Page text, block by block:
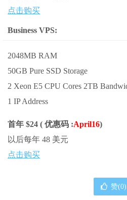
点击购买
Business VPS:
2048MB RAM
50GB Pure SSD Storage
2 Xeon E5 CPU Cores 2TB
1 IP Address
首年 $24 ( 优惠码 :April16)
以后每年 48 美元
点击购买
赞(0)